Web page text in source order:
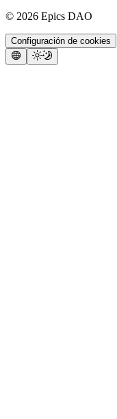
© 2026 Epics DAO
Configuración de cookies